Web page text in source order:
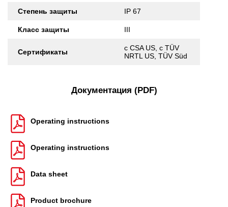
Степень защиты IP 67
Класс защиты III
Сертификаты
c CSA US, c TÜV
NRTL US, TÜV Süd
Документация (PDF)
Operating instructions
Operating instructions
Data sheet
Product brochure